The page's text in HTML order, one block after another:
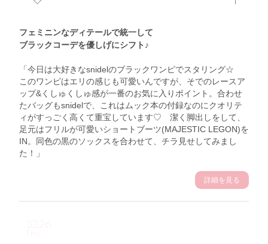
フェミニンなディテールで統一して
ブラックコーデを優しげにシフト♪
「今日は大好きなsnidelのブラックワンピでスタリング☆
このワンピはエリの感じも可愛いんですが、そでのレースア
ップ&くしゅくしゅ感が一番のお気に入りポイント。合わせ
たバッグもsnidelで、これはムック本の付録なのにクオリテ
ィがすっごく高くて重宝しています♡ 潔く脚出しをして、
足元はフリルが可愛いショートブーツ(MAJESTIC LEGON)を
IN。同色の黒のソックスを合わせて、チラ見せしてみまし
た！」
詳細を見る
10.26